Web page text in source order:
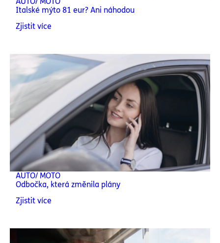
Italské mýto 81 eur? Ani náhodou
Zjistit více
AUTO/ MOTO
Odbočka, která změnila plány
Zjistit více